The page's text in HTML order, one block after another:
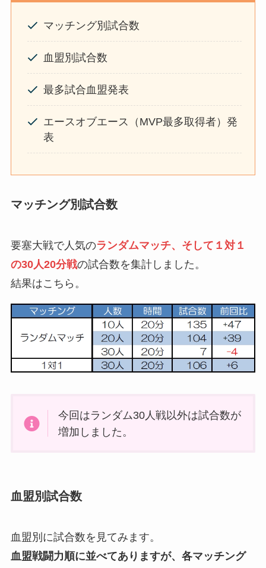
マッチング別試合数
血盟別試合数
最多試合血盟発表
エースオブエース（MVP最多取得者）発
表
マッチング別試合数
要塞大戦で人気のランダムマッチ、そして１対１
の30人20分戦の試合数を集計しました。
結果はこちら。
今回はランダム30人戦以外は試合数が
増加しました。
血盟別試合数
血盟別に試合数を見てみます。
血盟戦闘力順に並べてありますが、各マッチング